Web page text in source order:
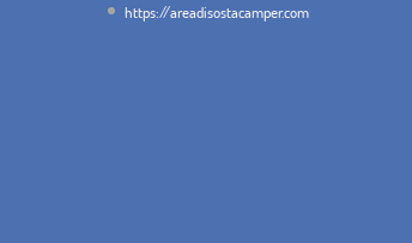
https://areadisostacamper.com